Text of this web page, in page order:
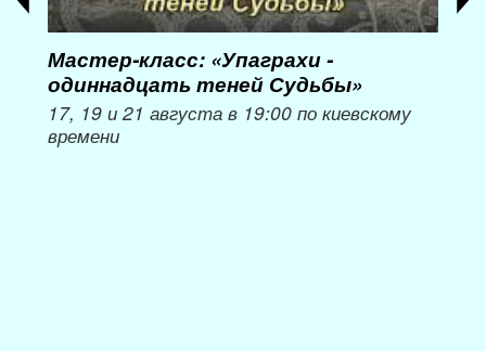
Мастер-класс: «Упаграхи -
одиннадцать теней Судьбы»
17, 19 и 21 августа в 19:00 по киевскому
времени